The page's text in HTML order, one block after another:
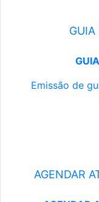
GUIA
Emissão de
AGENDAR